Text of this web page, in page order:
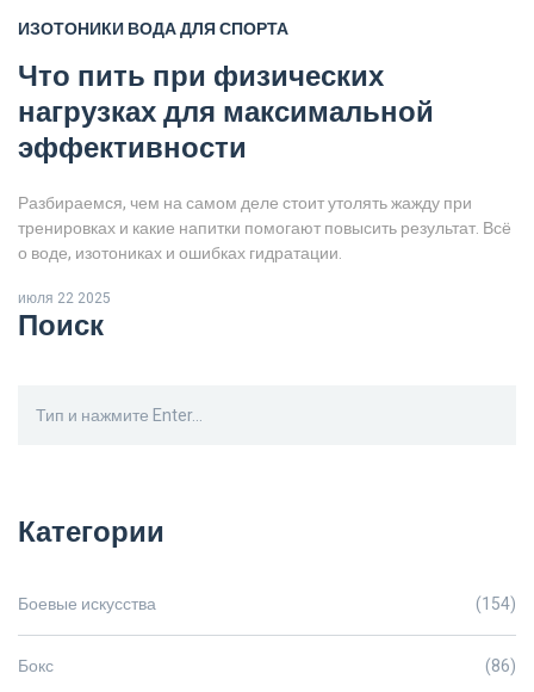
ИЗОТОНИКИВОДА ДЛЯ СПОРТА
Что пить при физических
нагрузках для максимальной
эффективности
Разбираемся, чем на самом деле стоит утолять жажду при
тренировках и какие напитки помогают повысить результат. Всё
о воде, изотониках и ошибках гидратации.
июля 22 2025
Поиск
Категории
Боевые искусства (154)
Бокс (86)